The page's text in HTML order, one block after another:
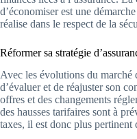
d’économiser est une
réalise dans le respect de la
Réformer sa stratégie
Avec les évolutions du marché
d’évaluer et de réajuster son
offres et des changements
des hausses tarifaires sont à
taxes, il est donc plus pertinent